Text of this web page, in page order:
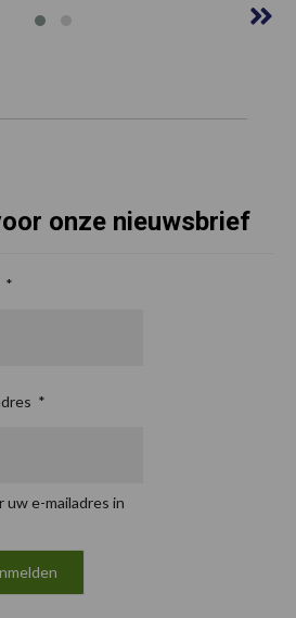
onze nieuwsbrief
*
*
uw e-mailadres in